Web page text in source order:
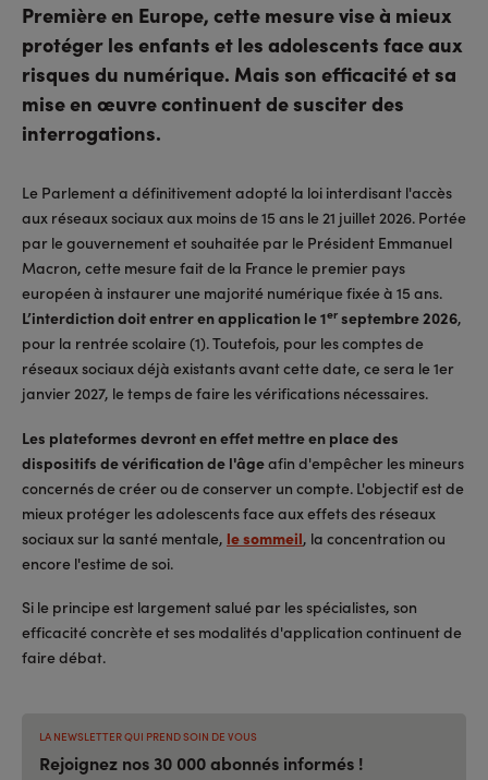
Première en Europe, cette mesure vise à mieux
protéger les enfants et les adolescents face aux
risques du numérique. Mais son efficacité et sa
mise en œuvre continuent de susciter des
interrogations.
Le Parlement a définitivement adopté la loi interdisant l'accès
aux réseaux sociaux aux moins de 15 ans le 21 juillet 2026. Portée
par le gouvernement et souhaitée par le Président Emmanuel
Macron, cette mesure fait de la France le premier pays
européen à instaurer une majorité numérique fixée à 15 ans.
L’interdiction doit entrer en application le 1er septembre 2026,
pour la rentrée scolaire (1). Toutefois, pour les comptes de
réseaux sociaux déjà existants avant cette date, ce sera le 1er
janvier 2027, le temps de faire les vérifications nécessaires.
Les plateformes devront en effet mettre en place des
dispositifs de vérification de l'âgeafin d'empêcher les mineurs
concernés de créer ou de conserver un compte. L'objectif est de
mieux protéger les adolescents face aux effets des réseaux
sociaux sur la santé mentale, le sommeil, la concentration ou
encore l'estime de soi.
Si le principe est largement salué par les spécialistes, son
efficacité concrète et ses modalités d'application continuent de
faire débat.
LA NEWSLETTER QUI PREND SOIN DE VOUS
Rejoignez nos 30 000 abonnés informés !